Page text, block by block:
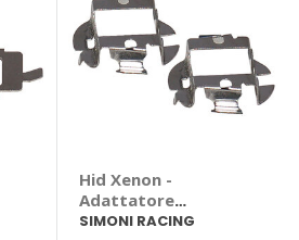
Hid Xenon -
Adattatore
portalampada Bmw
SIMONI RACING